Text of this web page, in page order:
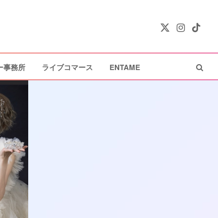
X
Instagram
TikTok
事務所 ライブコマース ENTAME